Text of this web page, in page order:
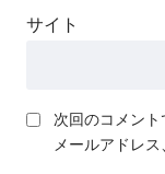
サイト
次回のコメント
メールアドレス